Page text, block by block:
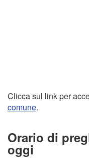
Clicca sul link per
comune.
Orario di
oggi